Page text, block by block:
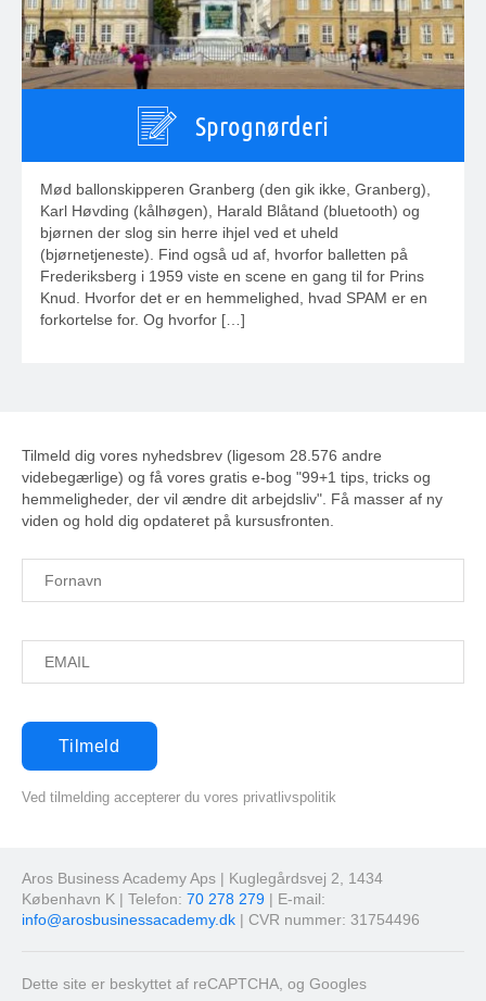
Sprognørderi
Mød ballonskipperen Granberg (den gik ikke, Granberg),
Karl Høvding (kålhøgen), Harald Blåtand (bluetooth) og
bjørnen der slog sin herre ihjel ved et uheld
(bjørnetjeneste). Find også ud af, hvorfor balletten på
Frederiksberg i 1959 viste en scene en gang til for Prins
Knud. Hvorfor det er en hemmelighed, hvad SPAM er en
forkortelse for. Og hvorfor […]
Tilmeld dig vores nyhedsbrev (ligesom 28.576 andre
videbegærlige) og få vores gratis e-bog "99+1 tips, tricks og
hemmeligheder, der vil ændre dit arbejdsliv". Få masser af ny
viden og hold dig opdateret på kursusfronten.
Ved tilmelding accepterer du vores privatlivspolitik
Aros Business Academy Aps | Kuglegårdsvej 2, 1434
København K | Telefon: 70 278 279 | E-mail:
info@arosbusinessacademy.dk | CVR nummer: 31754496
Dette site er beskyttet af reCAPTCHA, og Googles